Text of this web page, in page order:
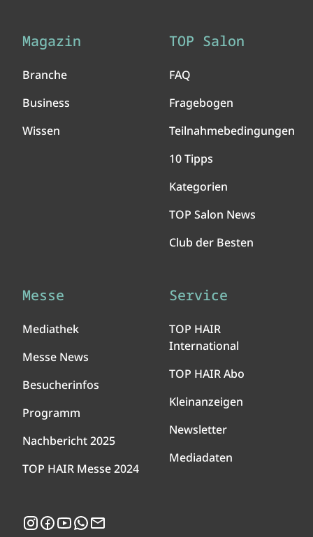
Magazin
Branche
Business
Wissen
TOP Salon
FAQ
Fragebogen
Teilnahmebedingungen
10 Tipps
Kategorien
TOP Salon News
Club der Besten
Messe
Mediathek
Messe News
Besucherinfos
Programm
Nachbericht 2025
TOP HAIR Messe 2024
Service
TOP HAIR
International
TOP HAIR Abo
Kleinanzeigen
Newsletter
Mediadaten
Instagram
Facebook
YouTubeWhatsApp